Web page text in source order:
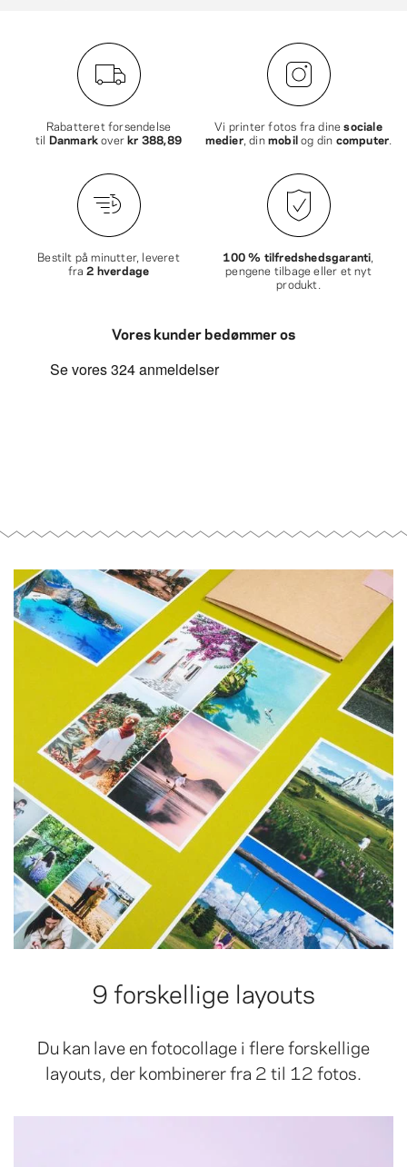
Rabatteret forsendelse
til Danmarkoverkr 388,89
Vi printer fotos fra dinesociale
medier, dinmobilog din computer
Bestilt på minutter, leveret
fra2 hverdage
100 % tilfredshedsgaranti
pengene tilbage eller et nyt
produkt.
Vores kunder bedømmer os
9 forskellige layouts
Du kan lave en fotocollage i flere forskellige
layouts, der kombinerer fra 2 til 12 fotos.